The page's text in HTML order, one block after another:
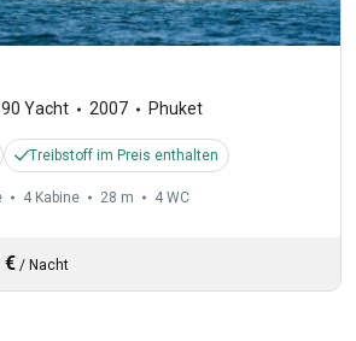
90 Yacht 2007 Phuket
Treibstoff im Preis enthalten
4 Kabine 28 m 4 WC
€ / Nacht